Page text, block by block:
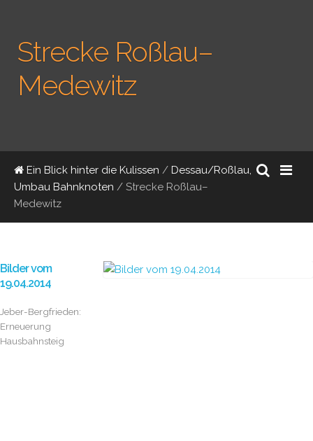
Strecke Roßlau–
Medewitz
Ein Blick hinter die Kulissen / Dessau/Roßlau,
Umbau Bahnknoten / Strecke Roßlau–
Medewitz
Bilder vom
19.04.2014
Jeber-Bergfrieden:
Erneuerung
Hausbahnsteig